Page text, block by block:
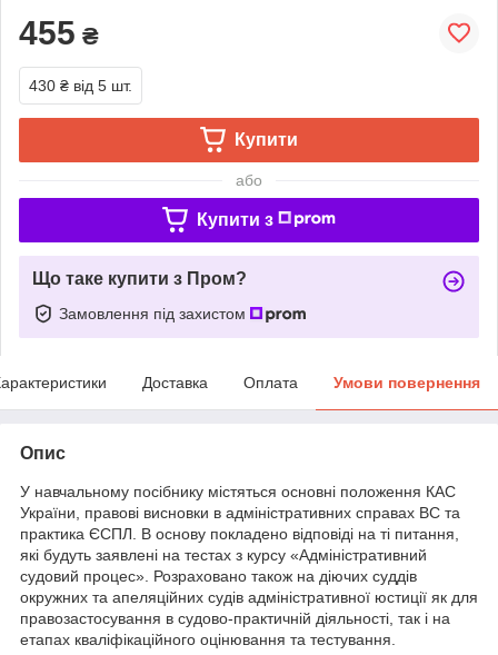
455 ₴
430 ₴ від 5 шт.
Купити
або
Купити з
Що таке купити з Пром?
Замовлення під захистом
Доставка Оплата Умови повернення
Опис
У навчальному посібнику містяться основні положення КАС
України, правові висновки в адміністративних справах ВС та
практика ЄСПЛ. В основу покладено відповіді на ті питання,
які будуть заявлені на тестах з курсу «Адміністративний
судовий процес». Розраховано також на діючих суддів
окружних та апеляційних судів адміністративної юстиції як для
правозастосування в судово-практичній діяльності, так і на
етапах кваліфікаційного оцінювання та тестування.